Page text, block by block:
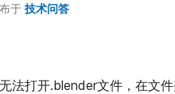
于 技术问答
法打开.blender文件，在文